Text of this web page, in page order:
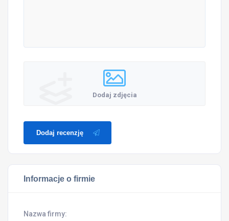
Dodaj zdjęcia
Dodaj recenzję
Informacje o firmie
Nazwa firmy: